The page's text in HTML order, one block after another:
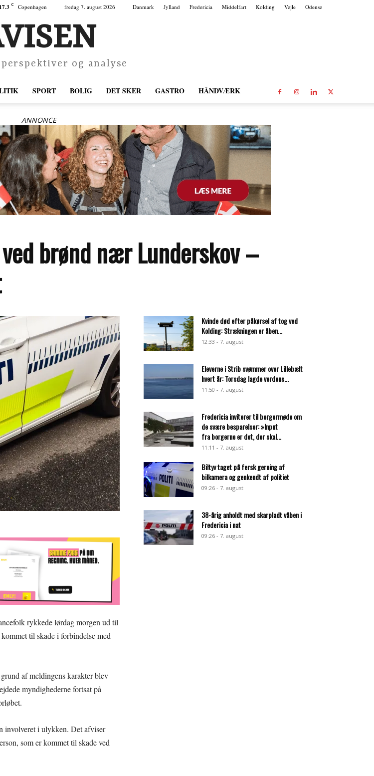
17.3 C Copenhagen fredag 7. august 2026 Danmark Jylland Fredericia Middelfart Kolding Vejle Odense
og analyse
SPORT BOLIG DET SKER GASTRO HÅNDVÆRK
ANNONCE
brønd nær Lunderskov –
rykkede lørdag morgen ud til
til skade i forbindelse med
af meldingens karakter blev
myndighederne fortsat på
involveret i ulykken. Det afviser
som er kommet til skade ved
Kvinde død efter påkørsel af tog ved
Kolding: Strækningen er åben...
12:33 - 7. august
Eleverne i Strib svømmer over Lillebælt
hvert år: Torsdag lagde verdens...
11:50 - 7. august
Fredericia inviterer til borgermøde om
de svære besparelser: »Input
fra borgerne er det, der skal...
11:11 - 7. august
Biltyv taget på fersk gerning af
bilkamera og genkendt af politiet
09:26 - 7. august
38-årig anholdt med skarpladt våben i
Fredericia i nat
09:26 - 7. august